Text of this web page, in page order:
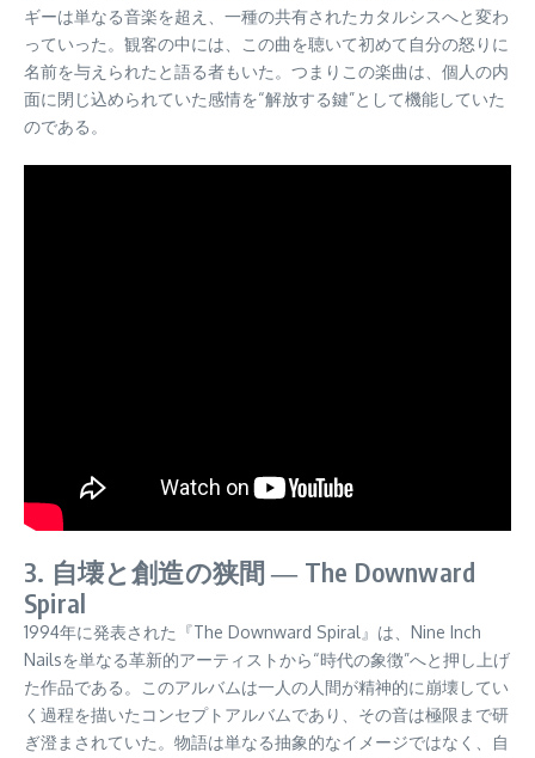
ギーは単なる音楽を超え、一種の共有されたカタルシスへと変わ
っていった。観客の中には、この曲を聴いて初めて自分の怒りに
名前を与えられたと語る者もいた。つまりこの楽曲は、個人の内
面に閉じ込められていた感情を“解放する鍵”として機能していた
のである。
3. 自壊と創造の狭間 ― The Downward
Spiral
1994年に発表された『The Downward Spiral』は、Nine Inch
Nailsを単なる革新的アーティストから“時代の象徴”へと押し上げ
た作品である。このアルバムは一人の人間が精神的に崩壊してい
く過程を描いたコンセプトアルバムであり、その音は極限まで研
ぎ澄まされていた。物語は単なる抽象的なイメージではなく、自